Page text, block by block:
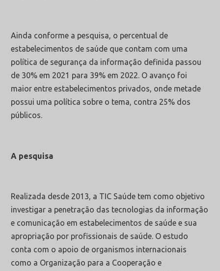
Ainda conforme a pesquisa, o percentual de
estabelecimentos de saúde que contam com uma
política de segurança da informação definida passou
de 30% em 2021 para 39% em 2022. O avanço foi
maior entre estabelecimentos privados, onde metade
possui uma política sobre o tema, contra 25% dos
públicos.
A pesquisa
Realizada desde 2013, a TIC Saúde tem como objetivo
investigar a penetração das tecnologias da informação
e comunicação em estabelecimentos de saúde e sua
apropriação por profissionais de saúde. O estudo
conta com o apoio de organismos internacionais
como a Organização para a Cooperação e